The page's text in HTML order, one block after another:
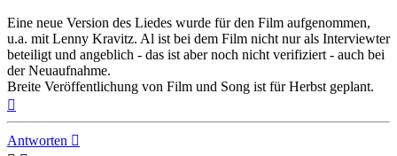
Eine neue Version des Liedes wurde für den Film aufgenommen,
u.a. mit Lenny Kravitz. Al ist bei dem Film nicht nur als Interviewter
beteiligt und angeblich - das ist aber noch nicht verifiziert - auch bei
der Neuaufnahme.
Breite Veröffentlichung von Film und Song ist für Herbst geplant.
Antworten